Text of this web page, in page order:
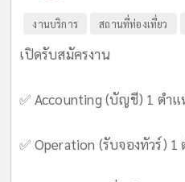
งานบริการ สถานที่ท่องเที่ยว
เปิดรับสมัครงาน
✅ Accounting (บัญชี) 1 ตำแ
✅ Operation (รับจองทัวร์) 1